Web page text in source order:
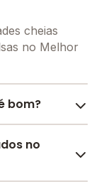
cheias
no Melhor
bom?
avaliado
com uma
no